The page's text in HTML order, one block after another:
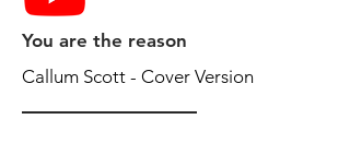
You are the reason
Callum Scott - Cover Version